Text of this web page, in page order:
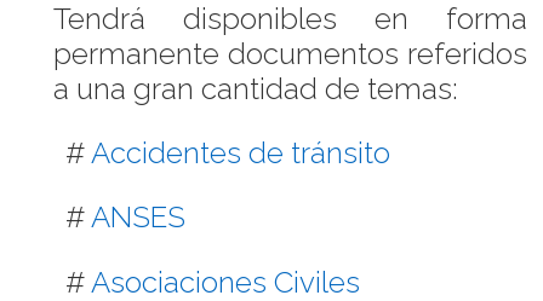
Tendrá disponibles en forma
permanente documentos referidos
a una gran cantidad de temas:
#Accidentes de tránsito
#ANSES
# Asociaciones Civiles